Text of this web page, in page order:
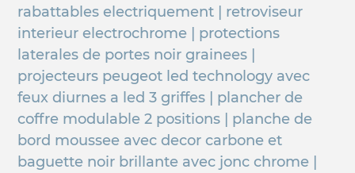
rabattables electriquement | retroviseur
interieur electrochrome | protections
laterales de portes noir grainees |
projecteurs peugeot led technology avec
feux diurnes a led 3 griffes | plancher de
coffre modulable 2 positions | planche de
bord moussee avec decor carbone et
baguette noir brillante avec jonc chrome |